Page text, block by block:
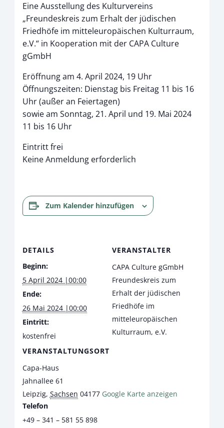
Eine Ausstellung des Kulturvereins
„Freundeskreis zum Erhalt der jüdischen
Friedhöfe im mitteleuropäischen Kulturraum,
e.V.“ in Kooperation mit der CAPA Culture
gGmbH
Eröffnung am 4. April 2024, 19 Uhr
Öffnungszeiten: Dienstag bis Freitag 11 bis 16
Uhr (außer an Feiertagen)
sowie am Sonntag, 21. April und 19. Mai 2024
11 bis 16 Uhr
Eintritt frei
Keine Anmeldung erforderlich
Zum Kalender hinzufügen
DETAILS
Beginn:
5 April 2024 |00:00
Ende:
26 Mai 2024 |00:00
Eintritt:
kostenfrei
VERANSTALTUNGSORT
Capa-Haus
Jahnallee 61
Leipzig, Sachsen 04177 Google Karte anzeigen
Telefon
+49 – 341 – 581 55 898
VERANSTALTER
CAPA Culture gGmbH
Freundeskreis zum
Erhalt der jüdischen
Friedhöfe im
mitteleuropäischen
Kulturraum, e.V.